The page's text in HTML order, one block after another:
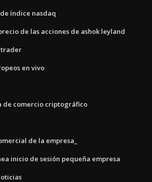
índice nasdaq
de las acciones de ashok leyland
trader
en vivo
de comercio criptográfico
de la empresa_
inicio de sesión pequeña empresa